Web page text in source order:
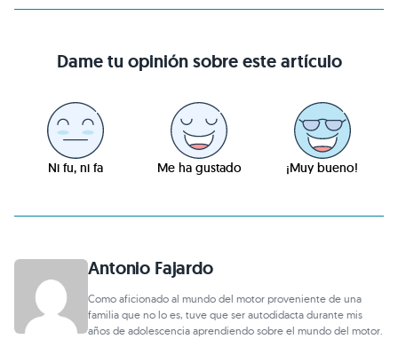
Dame tu opinión sobre este artículo
Ni fu, ni fa Me ha gustado ¡Muy bueno!
Antonio Fajardo
Como aficionado al mundo del motor proveniente de una
familia que no lo es, tuve que ser autodidacta durante mis
años de adolescencia aprendiendo sobre el mundo del motor.